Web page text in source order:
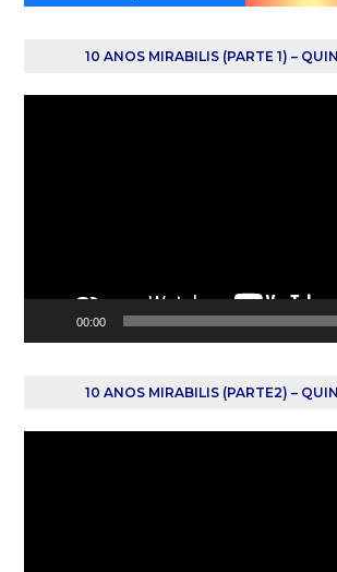
10 ANOS MIRABILIS (PARTE 1) –
00:00
10 ANOS MIRABILIS (PARTE2) –